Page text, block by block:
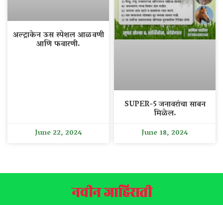
अल्ट्राकेन ऊस स्पेशल आळवणी
आणि फवारणी.
June 22, 2024
SUPER-5 जनावरांचा साबन
मिळेल.
June 18, 2024
नवीन जाहिराती